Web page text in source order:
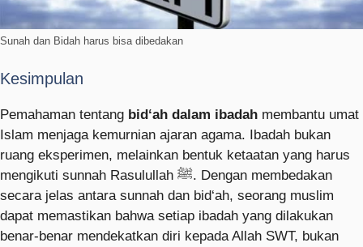
Sunah dan Bidah harus bisa dibedakan
Kesimpulan
Pemahaman tentang bid‘ah dalam ibadah membantu umat
Islam menjaga kemurnian ajaran agama. Ibadah bukan
ruang eksperimen, melainkan bentuk ketaatan yang harus
mengikuti sunnah Rasulullah ﷺ. Dengan membedakan
secara jelas antara sunnah dan bid‘ah, seorang muslim
dapat memastikan bahwa setiap ibadah yang dilakukan
benar-benar mendekatkan diri kepada Allah SWT, bukan